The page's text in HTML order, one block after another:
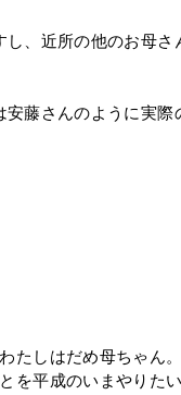
、近所の他のお母さ
藤さんのように実際
たしはだめ母ちゃん。
を平成のいまやりた